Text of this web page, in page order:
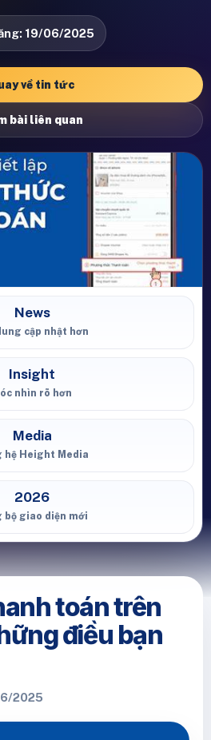
19/06/2025
về tin tức
bài liên quan
News
cập nhật hơn
Insight
nhìn rõ hơn
Media
hệ Height Media
2026
bộ giao diện mới
toán trên
điều bạn
2025